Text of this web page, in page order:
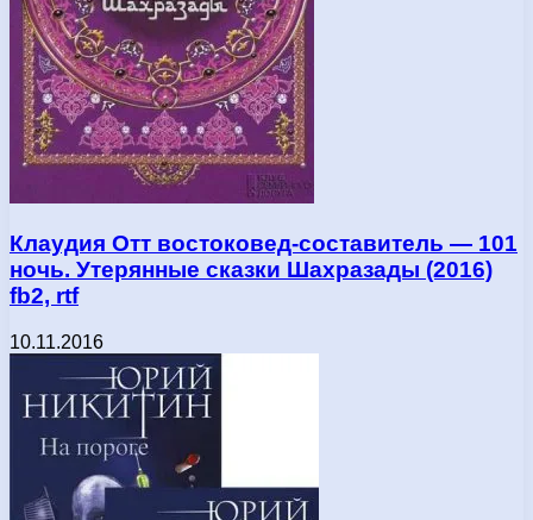
Клаудия Отт востоковед-составитель — 101
ночь. Утерянные сказки Шахразады (2016)
fb2, rtf
10.11.2016